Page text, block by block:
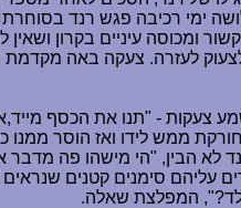
ימי רכיבה פגש רנד
ומכוסה עיניים בקרון
לעזרה. צעקה באה מקדמת
צעקות - "תנו את הכסף
ממש לידו ואז הוסר ממנו
הבין, "הי מישהו פה מדבר
עליהם סימנים קטנים
המפלצת שאלה.